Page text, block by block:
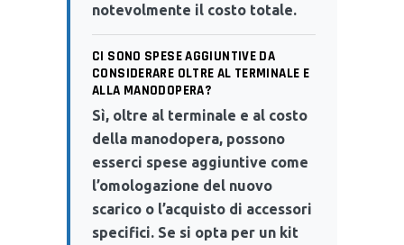
notevolmente il costo totale.
CI SONO SPESE AGGIUNTIVE DA
CONSIDERARE OLTRE AL TERMINALE E
ALLA MANODOPERA?
Sì, oltre al terminale e al costo
della manodopera, possono
esserci spese aggiuntive come
l’omologazione del nuovo
scarico o l’acquisto di accessori
specifici. Se si opta per un kit